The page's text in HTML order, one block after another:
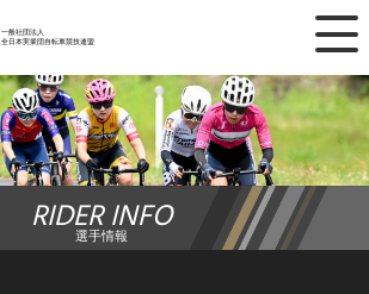
一般社団法人
全日本実業団自転車競技連盟
×
ニュース
レース日程
ランキング
RIDER INFO
選手情報